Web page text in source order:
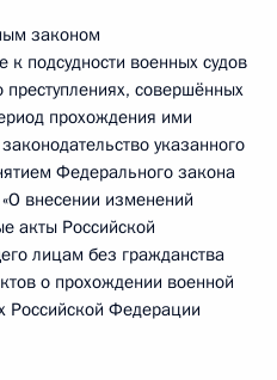
законом
к подсудности военных судов
совершённых
прохождения ими
указанного
Федерального закона
внесении изменений
акты Российской
лицам без гражданства
о прохождении военной
Российской Федерации